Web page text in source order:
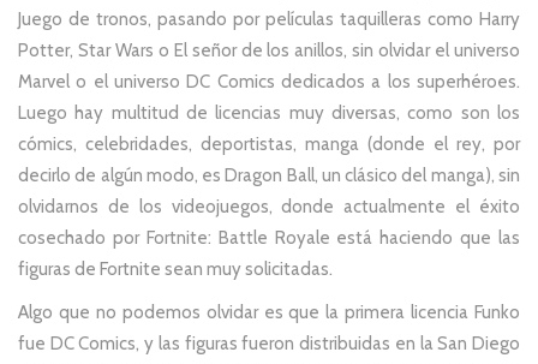
Juego de tronos, pasando por películas taquilleras como Harry
Potter, Star Wars o El señor de los anillos, sin olvidar el universo
Marvel o el universo DC Comics dedicados a los superhéroes.
Luego hay multitud de licencias muy diversas, como son los
cómics, celebridades, deportistas, manga (donde el rey, por
decirlo de algún modo, es Dragon Ball, un clásico del manga), sin
olvidarnos de los videojuegos, donde actualmente el éxito
cosechado por Fortnite: Battle Royale está haciendo que las
figuras de Fortnite sean muy solicitadas.
Algo que no podemos olvidar es que la primera licencia Funko
fue DC Comics, y las figuras fueron distribuidas en la San Diego